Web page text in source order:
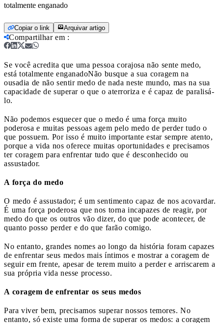
totalmente enganado
Copiar o link Arquivar artigo
Compartilhar em :
Se você acredita que uma pessoa corajosa não sente medo,
está totalmente enganadoNão busque a sua coragem na
ousadia de não sentir medo de nada neste mundo, mas na sua
capacidade de superar o que o aterroriza e é capaz de paralisá-
lo.
Não podemos esquecer que o medo é uma força muito
poderosa e muitas pessoas agem pelo medo de perder tudo o
que possuem. Por isso é muito importante estar sempre atento,
porque a vida nos oferece muitas oportunidades e precisamos
ter coragem para enfrentar tudo que é desconhecido ou
assustador.
A força do medo
O medo é assustador; é um sentimento capaz de nos acovardar.
É uma força poderosa que nos torna incapazes de reagir, por
medo do que os outros vão dizer, do que pode acontecer, de
quanto posso perder e do que farão comigo.
No entanto, grandes nomes ao longo da história foram capazes
de enfrentar seus medos mais íntimos e mostrar a coragem de
seguir em frente, apesar de terem muito a perder e arriscarem a
sua própria vida nesse processo.
A coragem de enfrentar os seus medos
Para viver bem, precisamos superar nossos temores. No
entanto, só existe uma forma de superar os medos: a coragem